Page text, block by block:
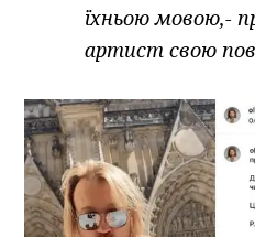
їхньою мовою,-
артист свою